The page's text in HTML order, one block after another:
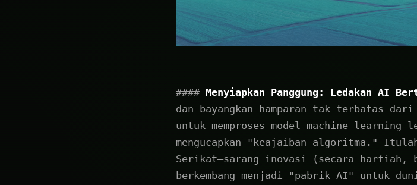
#### Menyiapkan Panggung: Ledakan AI
dan bayangkan hamparan tak terbatas
untuk memproses model machine learning
mengucapkan "keajaiban algoritma."
Serikat—sarang inovasi (secara harfiah,
berkembang menjadi "pabrik AI" untuk